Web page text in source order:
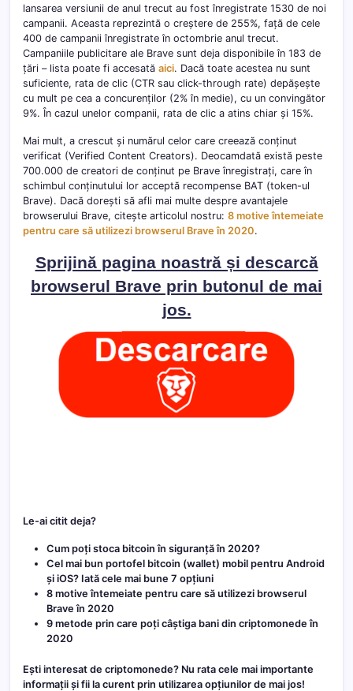
lansarea versiunii de anul trecut au fost înregistrate 1530 de noi
campanii. Aceasta reprezintă o creștere de 255%, față de cele
400 de campanii înregistrate în octombrie anul trecut.
Campaniile publicitare ale Brave sunt deja disponibile în 183 de
țări – lista poate fi accesată aici. Dacă toate acestea nu sunt
suficiente, rata de clic (CTR sau click-through rate) depășește
cu mult pe cea a concurenților (2% în medie), cu un convingător
9%. În cazul unelor companii, rata de clic a atins chiar și 15%.
Mai mult, a crescut și numărul celor care creează conținut
verificat (Verified Content Creators). Deocamdată există peste
700.000 de creatori de conținut pe Brave înregistrați, care în
schimbul conținutului lor acceptă recompense BAT (token-ul
Brave). Dacă dorești să afli mai multe despre avantajele
browserului Brave, citește articolul nostru: 8 motive întemeiate
pentru care să utilizezi browserul Brave în 2020.
Sprijină pagina noastră și descarcă
browserul Brave prin butonul de mai
jos.
Le-ai citit deja?
Cum poți stoca bitcoin în siguranță în 2020?
Cel mai bun portofel bitcoin (wallet) mobil pentru Android
și iOS? Iată cele mai bune 7 opțiuni
8 motive întemeiate pentru care să utilizezi browserul
Brave în 2020
9 metode prin care poți câștiga bani din criptomonede în
2020
Ești interesat de criptomonede? Nu rata cele mai importante
informații și fii la curent prin utilizarea opțiunilor de mai jos!